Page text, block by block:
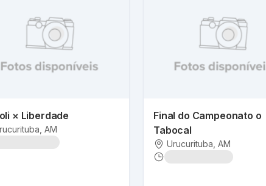
× Liberdade
, AM
Final do Campeonato o
Tabocal
Urucurituba , AM